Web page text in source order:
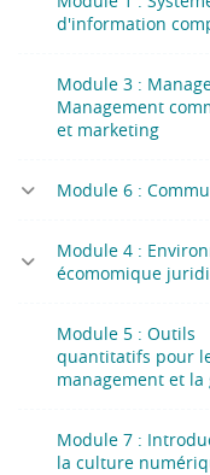
d'information
Module 3 :
Management
et marketing
Module 6 :
Module 4 :
écomomique
Module 5 : Outils
quantitatifs pour
management et la
Module 7 :
la culture